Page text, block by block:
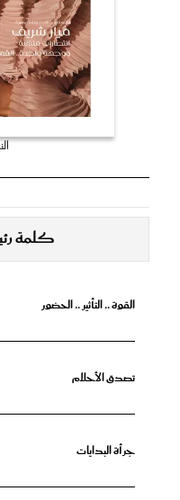
كلمة
القوة .. التأثير .. الحضور
تصدق الأحلام
جرأة البدايات